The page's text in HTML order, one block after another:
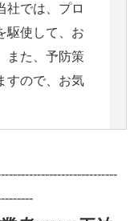
社では、プロ
駆使して、お
また、予防策
すので、お気